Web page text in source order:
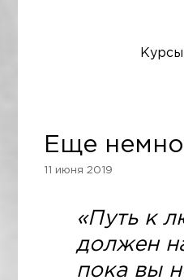
Курсы
Еще
11 июня 2019
«Путь к
должен
пока вы